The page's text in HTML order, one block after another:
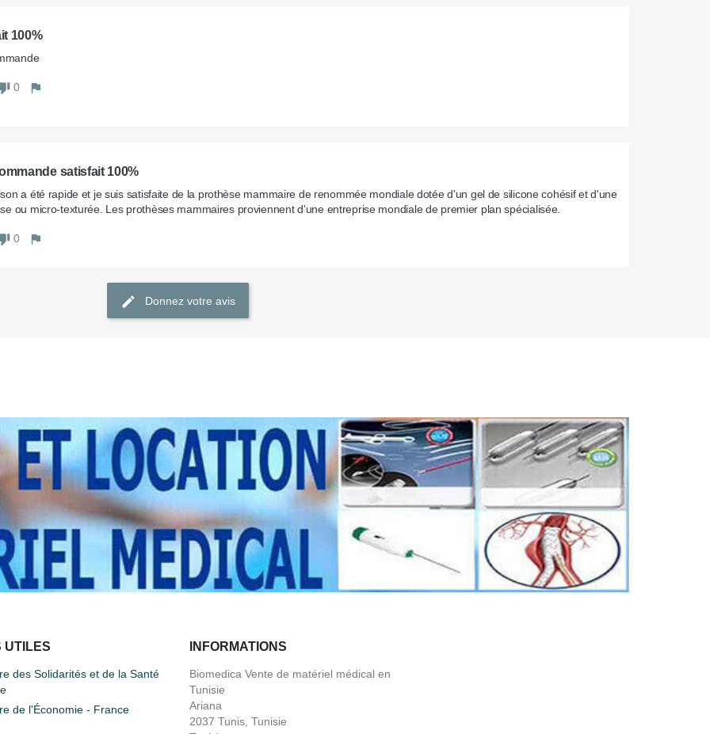
100%
0
satisfait 100%
a été rapide et je suis satisfaite de la prothèse mammaire de renommée mondiale dotée d'un gel de silicone cohésif et d'une
ou micro-texturée. Les prothèses mammaires proviennent d'une entreprise mondiale de premier plan spécialisée.
0
Donnez votre avis
UTILES
des Solidarités et de la Santé
de l'Économie - France
INFORMATIONS
Biomedica Vente de matériel médical en
Tunisie
Ariana
2037 Tunis, Tunisie